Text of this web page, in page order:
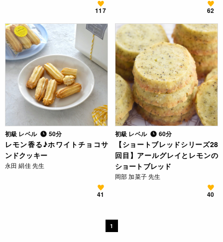
117 62
初級 レベル 50分
レモン香る♪ホワイトチョコサ
ンドクッキー
永田 絹佳 先生
41
初級 レベル 60分
【ショートブレッドシリーズ28
回目】アールグレイとレモンの
ショートブレッド
岡部 加菜子 先生
40
1